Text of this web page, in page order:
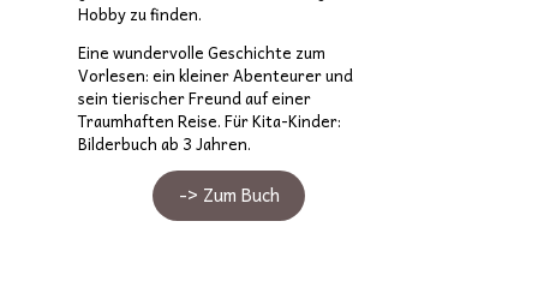
Hobby zu finden.
Eine wundervolle Geschichte zum
Vorlesen: ein kleiner Abenteurer und
sein tierischer Freund auf einer
Traumhaften Reise. Für Kita-Kinder:
Bilderbuch ab 3 Jahren.
-> Zum Buch